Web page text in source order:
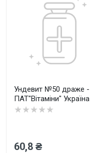
Ундевит №50 драже -
ПАТ"Вітаміни" Україна
★★★★★
60,8 ₴